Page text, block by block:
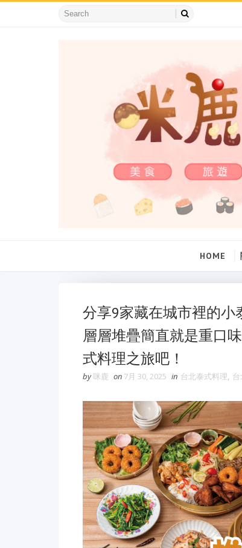
HOME
分享9家藏在城市裡的小
層層堆疊簡直就是重口
式料理之旅吧！
by咪鹿 on 7月 30, 2025 in 台北泰式料理,